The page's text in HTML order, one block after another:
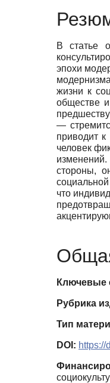
В статье
эпохи
жизни к
обществе
—
приводит
человек
стороны,
что
Ключевые
Рубрика
Тип
DOI: https://